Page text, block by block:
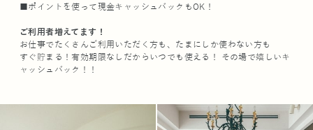
■ポイントを使って現金キャッシュバックもOK！
ご利用者増えてます！
お仕事でたくさんご利用いただく方も、たまにしか使わない方も
すぐ貯まる！有効期限なしだからいつでも使える！ その場で嬉しいキ
ャッシュバック！！